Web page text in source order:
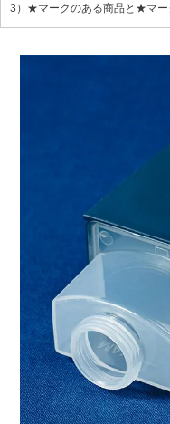
アクセサリー・消
アウトレット
3）★マークのある商品と★マー